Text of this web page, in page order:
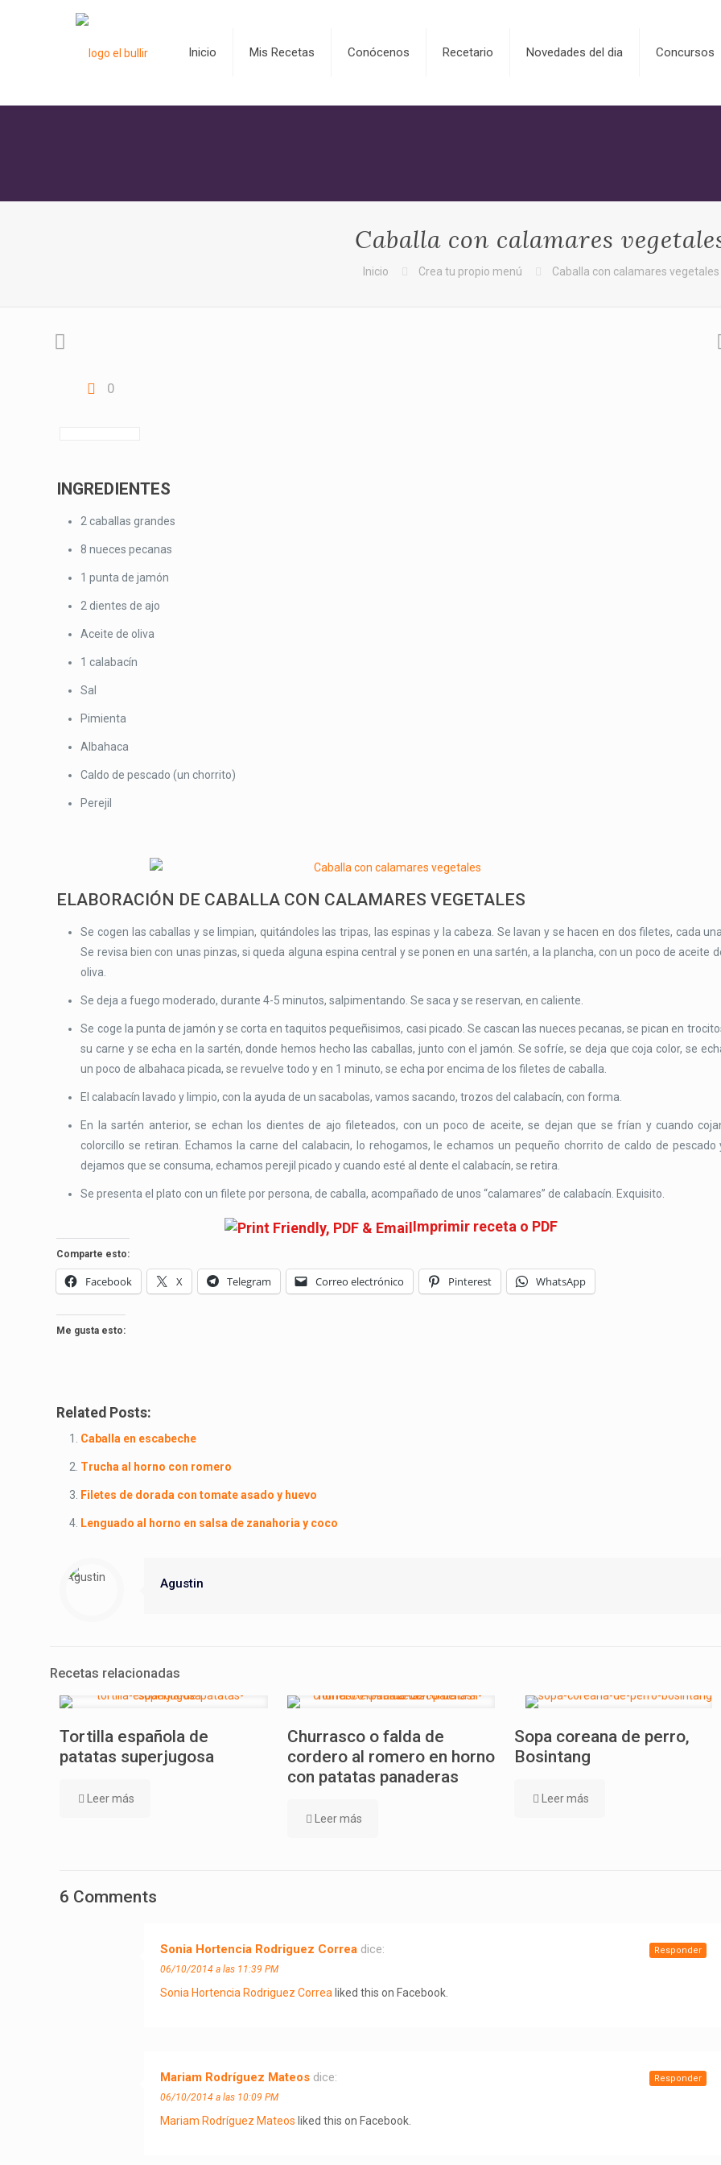
Inicio Mis Recetas Conócenos Recetario Novedades del dia Concursos
Caballa con calamares
Inicio Crea tu propio menú Caballa con calamares vegetales
0
INGREDIENTES
2 caballas grandes
8 nueces pecanas
1 punta de jamón
2 dientes de ajo
Aceite de oliva
1 calabacín
Sal
Pimienta
Albahaca
Caldo de pescado (un chorrito)
Perejil
ELABORACIÓN DE CABALLA CON CALAMARES VEGETALES
Se cogen las caballas y se limpian, quitándoles las tripas, las espinas y la cabeza. Se lavan y se hacen en dos filetes, cada
Se revisa bien con unas pinzas, si queda alguna espina central y se ponen en una sartén, a la plancha, con un poco de aceite
oliva.
Se deja a fuego moderado, durante 4-5 minutos, salpimentando. Se saca y se reservan, en caliente.
Se coge la punta de jamón y se corta en taquitos pequeñisimos, casi picado. Se cascan las nueces pecanas, se pican en
su carne y se echa en la sartén, donde hemos hecho las caballas, junto con el jamón. Se sofríe, se deja que coja color, se
un poco de albahaca picada, se revuelve todo y en 1 minuto, se echa por encima de los filetes de caballa.
El calabacín lavado y limpio, con la ayuda de un sacabolas, vamos sacando, trozos del calabacín, con forma.
En la sartén anterior, se echan los dientes de ajo fileteados, con un poco de aceite, se dejan que se frían y cuando
colorcillo se retiran. Echamos la carne del calabacin, lo rehogamos, le echamos un pequeño chorrito de caldo de pescado
dejamos que se consuma, echamos perejil picado y cuando esté al dente el calabacín, se retira.
Se presenta el plato con un filete por persona, de caballa, acompañado de unos “calamares” de calabacín. Exquisito.
Imprimir receta o PDF
Comparte esto:
Facebook X Telegram Correo electrónico Pinterest WhatsApp
Me gusta esto:
Related Posts:
Caballa en escabeche
Trucha al horno con romero
Filetes de dorada con tomate asado y huevo
Lenguado al horno en salsa de zanahoria y coco
Agustin
Recetas relacionadas
Tortilla española de
patatas superjugosa
Leer más
Churrasco o falda de
cordero al romero en horno
con patatas panaderas
Leer más
Sopa coreana de perro,
Bosintang
Leer más
6 Comments
Sonia Hortencia Rodriguez Correa dice:
06/10/2014 a las 11:39 PM
Sonia Hortencia Rodriguez Correa liked this on Facebook.
Responder
Mariam Rodríguez Mateos dice:
06/10/2014 a las 10:09 PM
Mariam Rodríguez Mateos liked this on Facebook.
Responder